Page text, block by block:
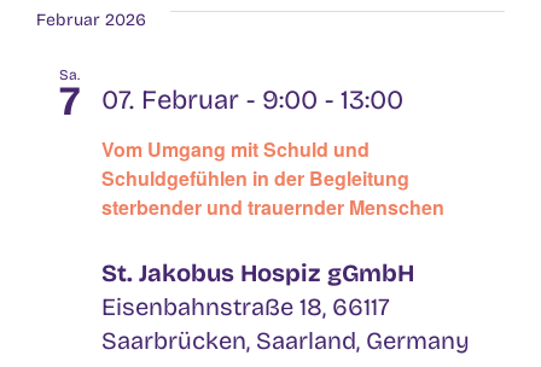
Februar 2026
Sa.
7
Vom Umgang mit Schuld und
Schuldgefühlen in der Begleitung
sterbender und trauernder Menschen
07. Februar - 9:00 - 13:00
St. Jakobus Hospiz gGmbH
Eisenbahnstraße 18, 66117
Saarbrücken, Saarland, Germany